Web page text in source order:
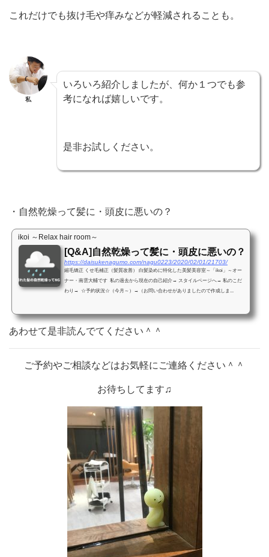
これだけでも抜け毛や痒みなどが軽減されることも。
私
いろいろ紹介しましたが、何か１つでも参
考になれば嬉しいです。
是非お試しください。
・自然乾燥って髪に・頭皮に悪いの？
ikoi ～Relax hair room～
[Q&A]自然乾燥って髪に・頭皮に悪いの？
https://daisukenagumo.com/nagu0223/2020/02/01/21703/
‎縮毛矯正 くせ毛補正（髪質改善） 白髪染めに特化した美髪美容室～「ikoi」～オー
ナー・南雲大輔です 私の過去から現在の自己紹介→ スタイルページへ→ 私のこだ
わり→ ☆予約状況☆（今月～）→（お問い合わせがありましたので作成しま...
あわせて是非読んでてください＾＾
ご予約やご相談などはお気軽にご連絡ください＾＾
お待ちしてます♫